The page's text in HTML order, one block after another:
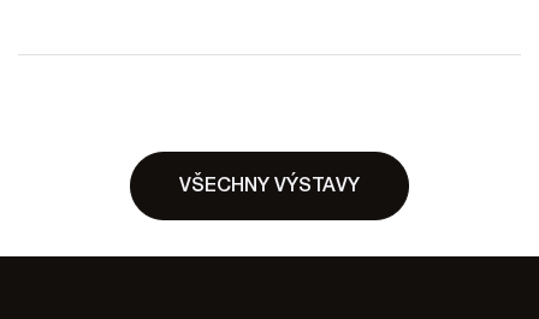
VŠECHNY VÝSTAVY